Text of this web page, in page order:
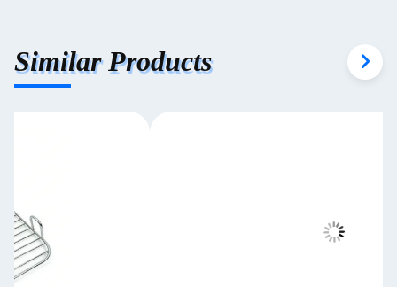
Similar Products